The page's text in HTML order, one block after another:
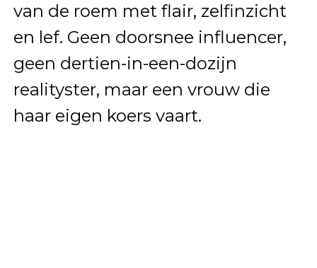
van de roem met flair, zelfinzicht
en lef. Geen doorsnee influencer,
geen dertien-in-een-dozijn
realityster, maar een vrouw die
haar eigen koers vaart.